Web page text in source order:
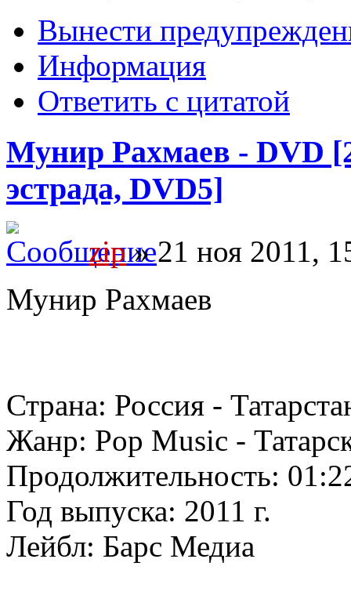
Вынести
Информация
Ответить с цитатой
Мунир Рахмаев - DVD
эстрада, DVD5]
zip» 21 ноя 2011,
Мунир Рахмаев
Страна: Россия -
Жанр: Pop Music -
Продолжительность:
Год выпуска: 2011 г.
Лейбл: Барс Медиа